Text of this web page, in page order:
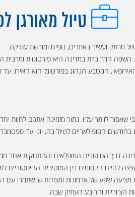
טיול מאורגן
מרתק ועשיר באתרים, נופים ומורשת עתיקה.
המדוברת במדינה היא פורטוגזית ומרבית
שאסור לוותר עליו. נתור מזמינה אתכם
הפופולאריים לטיול בה, יוני עד
דרך הסיפורים המופלאים וההתחקות אחר
הקסומים בין המוטיבים ההיסטוריים
הציוריות והרובע העתיק שבה.